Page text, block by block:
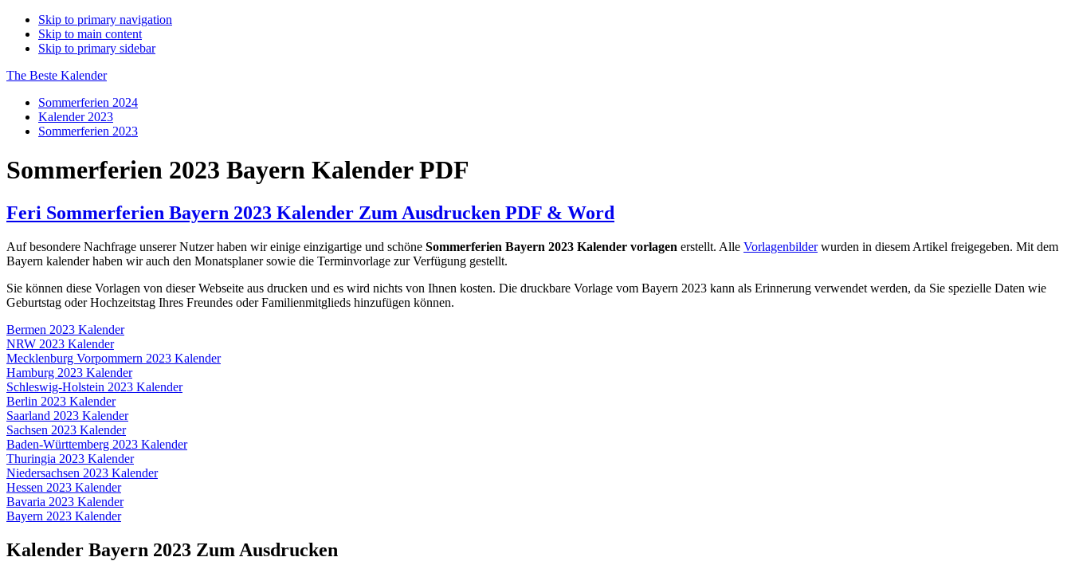
Skip to primary navigation
Skip to main content
Skip to primary sidebar
The Beste Kalender
Sommerferien 2024
Kalender 2023
Sommerferien 2023
Sommerferien 2023 Bayern Kalender PDF
Feri Sommerferien Bayern 2023 Kalender Zum Ausdrucken PDF & Word
Auf besondere Nachfrage unserer Nutzer haben wir einige einzigartige und schöne Sommerferien Bayern 2023 Kalender vorlagen erstellt. Alle Vorlagenbilderwurden in diesem Artikel freigegeben. Mit dem
Bayern kalender haben wir auch den Monatsplaner sowie die Terminvorlage zur Verfügung gestellt.
Sie können diese Vorlagen von dieser Webseite aus drucken und es wird nichts von Ihnen kosten. Die druckbare Vorlage vom Bayern 2023 kann als Erinnerung verwendet werden, da Sie spezielle Daten wie
Geburtstag oder Hochzeitstag Ihres Freundes oder Familienmitglieds hinzufügen können.
Bermen 2023 Kalender
NRW 2023 Kalender
Mecklenburg Vorpommern 2023 Kalender
Hamburg 2023 Kalender
Schleswig-Holstein 2023 Kalender
Berlin 2023 Kalender
Saarland 2023 Kalender
Sachsen 2023 Kalender
Baden-Württemberg 2023 Kalender
Thuringia 2023 Kalender
Niedersachsen 2023 Kalender
Hessen 2023 Kalender
Bavaria 2023 Kalender
Bayern 2023 Kalender
Kalender Bayern 2023 Zum Ausdrucken